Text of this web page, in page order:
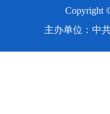
Copyright
主办单位：中